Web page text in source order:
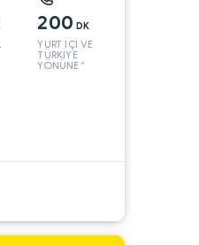
200 DK
YURT İÇİ VE
TÜRKİYE
YÖNÜNE*